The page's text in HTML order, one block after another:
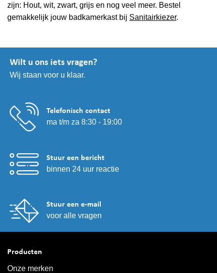
zijn: Hout, wit, zwart, grijs en nog veel meer. Bestel
gemakkelijk jouw badkamerkast bij Sanitairkiezer.
Wilt u ons iets vragen?
Wij staan voor u klaar.
Telefonisch contact
ma t/m za 8:30 - 19:00
Stuur een bericht
binnen 24 uur reactie
Stuur een e-mail
voor alle vragen
Producten
Onze merken